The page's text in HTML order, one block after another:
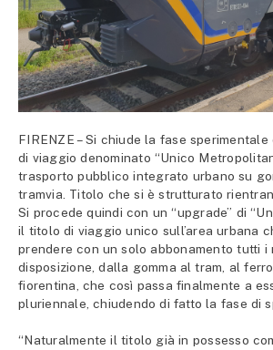
FIRENZE – Si chiude la fase
di viaggio denominato “Unico
trasporto pubblico integrato urbano su
tramvia. Titolo che si è strutturato
Si procede quindi con un “upgrade” di
il titolo di viaggio unico sull’area urbana
prendere con un solo abbonamento tutti i
disposizione, dalla gomma al tram, al
fiorentina, che così passa finalmente a
pluriennale, chiudendo di fatto la fase di
“Naturalmente il titolo già in possesso